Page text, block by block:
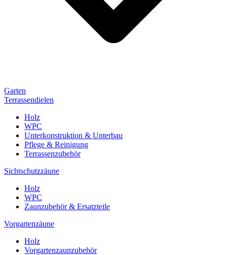
Garten
Terrassendielen
Holz
WPC
Unterkonstruktion & Unterbau
Pflege & Reinigung
Terrassenzubehör
Sichtschutzzäune
Holz
WPC
Zaunzubehör & Ersatzteile
Vorgartenzäune
Holz
Vorgartenzaunzubehör